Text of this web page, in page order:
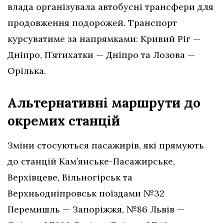
влада організувала автобусні трансфери для
продовження подорожей. Транспорт
курсуватиме за напрямками: Кривий Ріг —
Дніпро, П’ятихатки — Дніпро та Лозова —
Орілька.
Альтернативні маршрути до
окремих станцій
Зміни стосуються пасажирів, які прямують
до станцій Кам’янське-Пасажирське,
Верхівцеве, Вільногірськ та
Верхньодніпровськ поїздами №32
Перемишль — Запоріжжя, №86 Львів —